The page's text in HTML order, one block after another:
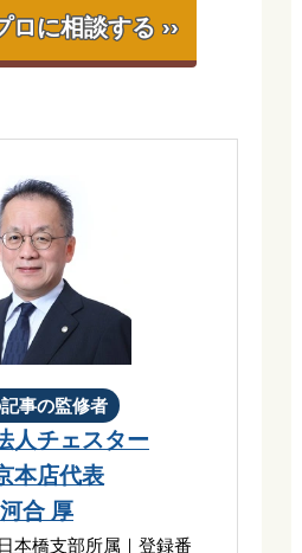
ロに相談する ››
事の監修者
人チェスター
本店代表
河合 厚
本橋支部所属｜登録番